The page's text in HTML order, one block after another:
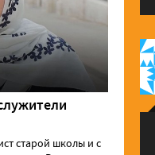
старой школы и с